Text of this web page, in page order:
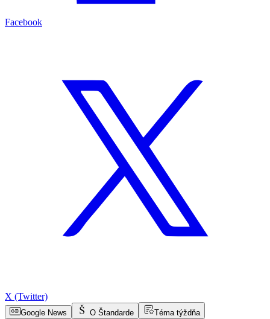
Facebook
X (Twitter)
Google News O Štandarde
Téma týždňa